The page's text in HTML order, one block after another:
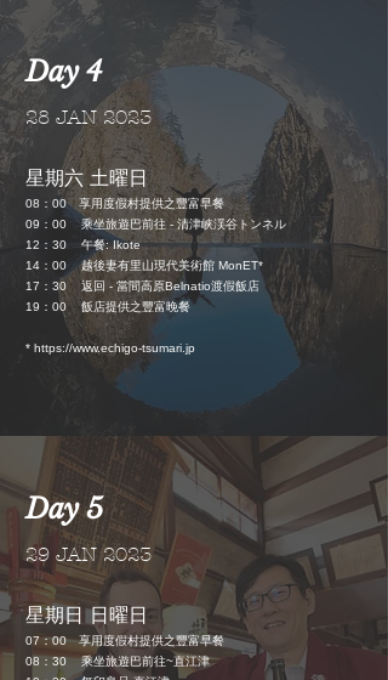
Day 4
28 JAN 2023
星期六 土曜日
08 ： 00 享用度假村提供之豐富早餐
09 ： 00 乘坐旅遊巴前往 - 清津峡渓谷トンネル
12：30
午餐: Ikote
14 ： 00 越後妻有里山現代美術館 MonET*
17 ： 30 返回 - 當間高原Belnatio渡假飯店
19 ： 00 飯店提供之豐富晚餐
* https://www.echigo-tsumari.jp
Day 5
29 JAN 2023
星期日 日曜日
07 ：00 享用度假村提供之豐富早餐
08 ： 30乘坐旅遊巴前往~直江津